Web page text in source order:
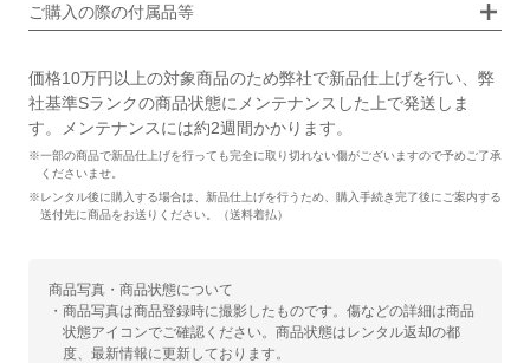
ご購入の際の付属品等
価格10万円以上の対象商品のため弊社で新品仕上げを行い、弊
社基準Sランクの商品状態にメンテナンスした上で発送しま
す。メンテナンスには約2週間かかります。
※一部の商品で新品仕上げを行っても完全に取り切れない傷がございますので予めご了承
くださいませ。
※レンタル後に購入する場合は、新品仕上げを行うため、購入手続き完了後にご案内する
送付先に商品をお送りください。（送料着払）
商品写真・商品状態について
・商品写真は商品登録時に撮影したものです。傷などの詳細は商品
状態アイコンでご確認ください。商品状態はレンタル返却の都
度、最新情報に更新しております。